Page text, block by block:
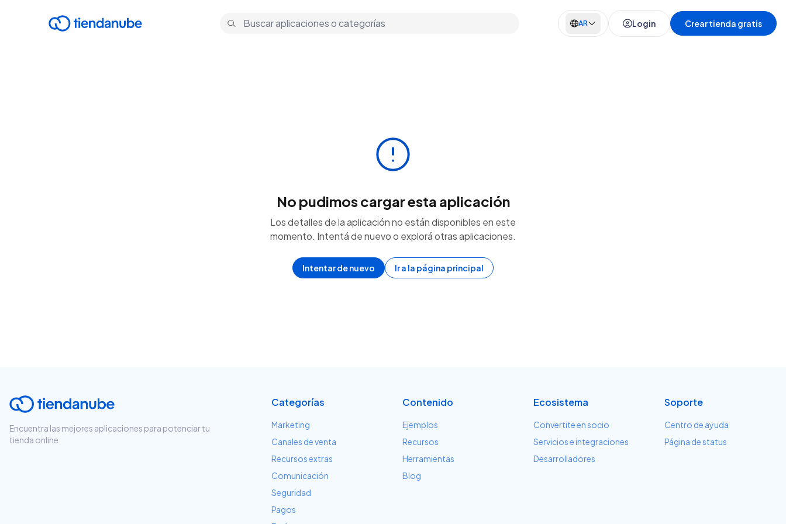
AR Login Crear tienda gratis
No pudimos cargar esta aplicación
Los detalles de la aplicación no están disponibles en este
momento. Intentá de nuevo o explorá otras aplicaciones.
Intentar de nuevo Ir a la página principal
Encuentra las mejores aplicaciones para potenciar tu
tienda online.
Categorías
Marketing
Canales de venta
Recursos extras
Comunicación
Seguridad
Pagos
Contenido
Ejemplos
Recursos
Herramientas
Blog
Ecosistema
Convertite en socio
Servicios e integraciones
Desarrolladores
Soporte
Centro de ayuda
Página de status